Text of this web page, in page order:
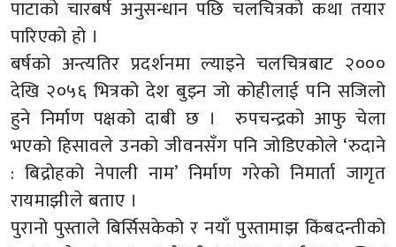
पाटाको चारबर्ष अनुसन्धान पछि चलचित्रको कथा तयार
पारिएको हो ।
बर्षको अन्त्यतिर प्रदर्शनमा ल्याइने चलचित्रबाट २०००
देखि २०५६ भित्रको देश बुझ्न जो कोहीलाई पनि सजिलो
हुने निर्माण पक्षको दाबी छ । रुपचन्द्रको आफु चेला
भएको हिसावले उनको जीवनसँग पनि जोडिएकोले ‘रुदाने
: बिद्रोहको नेपाली नाम’ निर्माण गरेको निमार्ता जागृत
रायमाझीले बताए ।
पुरानो पुस्ताले बिर्सिसकेको र नयाँ पुस्तामाझ किंबदन्तीको